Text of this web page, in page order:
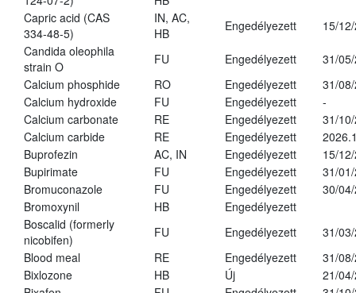
Capric acid (CAS
334-48-5)
IN, AC,
HB
Engedélyezett
15/
Candida oleophila
strain O
FU Engedélyezett
31/
Calcium phosphide
RO Engedélyezett
31/
Calcium hydroxide
FU Engedélyezett
-
Calcium carbonate
RE Engedélyezett
31/
Calcium carbide
RE Engedélyezett
Buprofezin
AC, IN Engedélyezett
15/
Bupirimate
FU Engedélyezett
31/
Bromuconazole
FU Engedélyezett
30/
Bromoxynil
HB
Engedélyezett
Boscalid (formerly
nicobifen)
FU Engedélyezett
31/
Blood meal
RE Engedélyezett
31/
Bixlozone
HB Új
21/